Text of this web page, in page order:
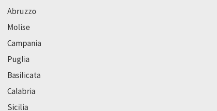
Abruzzo
Molise
Campania
Puglia
Basilicata
Calabria
Sicilia